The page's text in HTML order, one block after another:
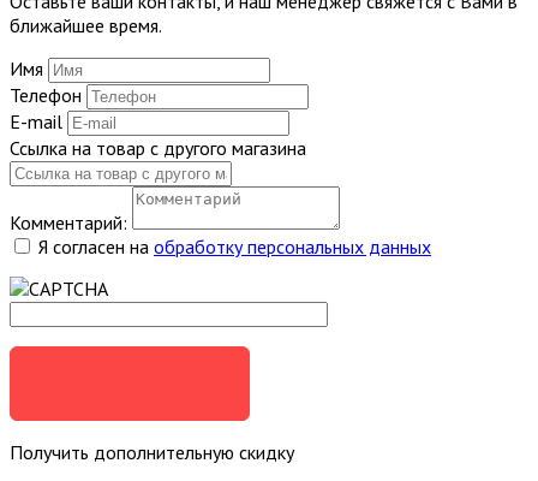
ближайшее время.
Имя
Телефон
E-mail
Ссылка на товар с другого магазина
Комментарий:
Я согласен на обработку персональных данных
Получить дополнительную скидку